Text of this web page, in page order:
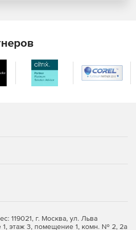
(доступно на Windows, Linux
или отдельного продукта)
(дополнение; доступно в виде
продукта Windows Fortran
119021, г. Москва, ул. Льва
1, этаж 3, помещение 1, комн. № 2, 2а